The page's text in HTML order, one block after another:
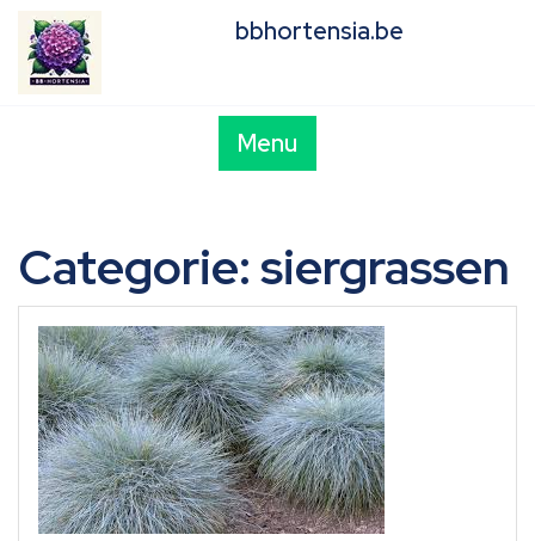
content
bbhortensia.be
Menu
Categorie:siergrassen